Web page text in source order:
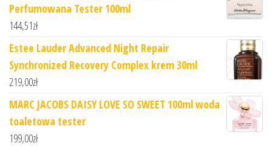
Perfumowana Tester 100ml
144,51zł
Estee Lauder Advanced Night Repair
Synchronized Recovery Complex krem 30ml
219,00zł
MARC JACOBS DAISY LOVE SO SWEET 100ml woda
toaletowa tester
199,00zł